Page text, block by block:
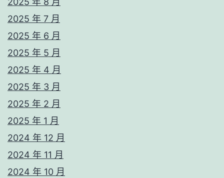
2025 年 7 月
2025 年 6 月
2025 年 5 月
2025 年 4 月
2025 年 3 月
2025 年 2 月
2025 年 1 月
2024 年 12 月
2024 年 11 月
2024 年 10 月